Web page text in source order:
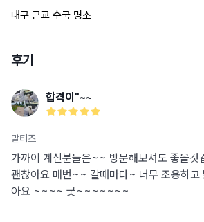
대구 근교 수국 명소
후기
합격이"~~
말티즈
가까이 계신분들은~~ 방문해보셔도 좋을것
괜찮아요 매번~~ 갈때마다~ 너무 조용하고
아요 ~~~~ 굿~~~~~~~